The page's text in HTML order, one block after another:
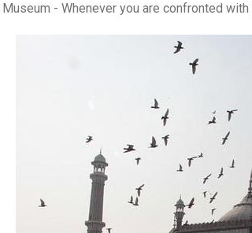
Museum - Whenever you are confronted